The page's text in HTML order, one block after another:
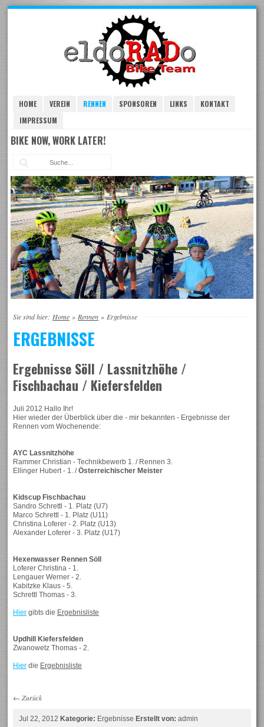
HOME VEREIN RENNEN SPONSOREN LINKS
KONTAKT
IMPRESSUM
BIKE NOW, WORK LATER!
Sie sind hier: Home » Rennen » Ergebnisse
ERGEBNISSE
Ergebnisse Söll / Lassnitzhöhe /
Fischbachau / Kiefersfelden
Juli 2012 Hallo Ihr!
Hier wieder der Überblick über die - mir bekannten - Ergebnisse der
Rennen vom Wochenende:
AYC Lassnitzhöhe
Rammer Christian - Technikbewerb 1. / Rennen 3.
Ellinger Hubert - 1. /Österreichischer Meister
Kidscup Fischbachau
Sandro Schrettl - 1. Platz (U7)
Marco Schrettl - 1. Platz (U11)
Christina Loferer - 2. Platz (U13)
Alexander Loferer - 3. Platz (U17)
Hexenwasser Rennen Söll
Loferer Christina - 1.
Lengauer Werner - 2.
Kabitzke Klaus - 5.
Schrettl Thomas - 3.
Hier gibts die Ergebnisliste
Updhill Kiefersfelden
Zwanowetz Thomas - 2.
Hier die Ergebnisliste
← Zurück
Jul 22, 2012Kategorie: ErgebnisseErstellt von: admin